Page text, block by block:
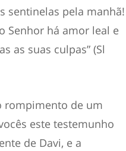
sentinelas pela manhã!
Senhor há amor leal e
as suas culpas” (Sl
rompimento de um
este testemunho
de Davi, e a